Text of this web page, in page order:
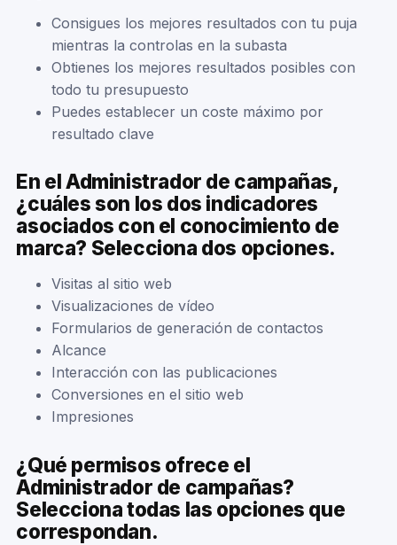
Consigues los mejores resultados con tu puja
mientras la controlas en la subasta
Obtienes los mejores resultados posibles con
todo tu presupuesto
Puedes establecer un coste máximo por
resultado clave
En el Administrador de campañas,
¿cuáles son los dos indicadores
asociados con el conocimiento de
marca? Selecciona dos opciones.
Visitas al sitio web
Visualizaciones de vídeo
Formularios de generación de contactos
Alcance
Interacción con las publicaciones
Conversiones en el sitio web
Impresiones
¿Qué permisos ofrece el
Administrador de campañas?
Selecciona todas las opciones que
correspondan.